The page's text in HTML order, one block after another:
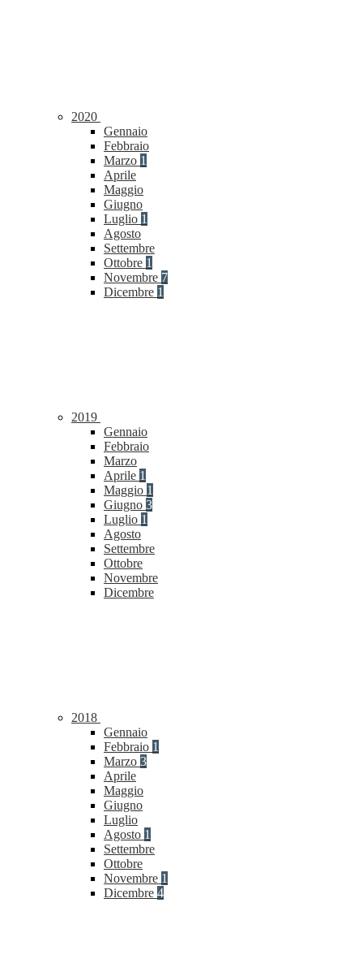
2020
Gennaio
Febbraio
Marzo 1
Aprile
Maggio
Giugno
Luglio 1
Agosto
Settembre
Ottobre 1
Novembre 7
Dicembre 1
2019
Gennaio
Febbraio
Marzo
Aprile 1
Maggio 1
Giugno 3
Luglio 1
Agosto
Settembre
Ottobre
Novembre
Dicembre
2018
Gennaio
Febbraio 1
Marzo 3
Aprile
Maggio
Giugno
Luglio
Agosto 1
Settembre
Ottobre
Novembre 1
Dicembre 4